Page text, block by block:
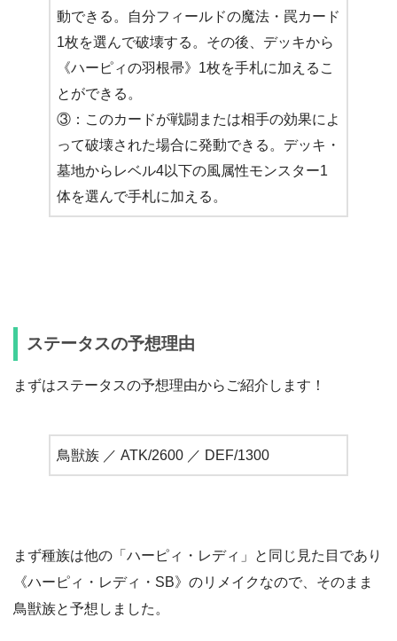
動できる。自分フィールドの魔法・罠カード
1枚を選んで破壊する。その後、デッキから
《ハーピィの羽根帚》1枚を手札に加えるこ
とができる。
③：このカードが戦闘または相手の効果によ
って破壊された場合に発動できる。デッキ・
墓地からレベル4以下の風属性モンスター1
体を選んで手札に加える。
ステータスの予想理由
まずはステータスの予想理由からご紹介します！
鳥獣族 ／ ATK/2600 ／ DEF/1300
まず種族は他の「ハーピィ・レディ」と同じ見た目であり
《ハーピィ・レディ・SB》のリメイクなので、そのまま
鳥獣族と予想しました。